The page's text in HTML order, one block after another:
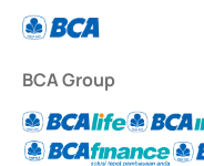
BCA Group